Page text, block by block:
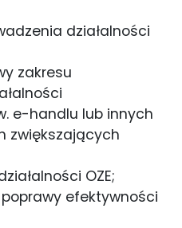
działalności
zakresu
e-handlu lub innych
zwiększających
OZE;
efektywności